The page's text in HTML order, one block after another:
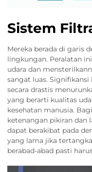
Sistem
Mereka berada di garis
lingkungan. Peralatan
udara dan
sangat luas. Signifikansi
secara drastis
yang berarti kualitas
kesehatan manusia.
ketenangan pikiran dan
dapat berakibat pada
yang lama jika
berabad-abad pasti